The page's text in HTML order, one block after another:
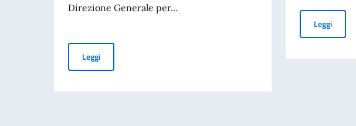
Direzione Generale per...
LeggiAvviso di pubblicità per contributi a soggetti privati per finalità di
LeggiTerza